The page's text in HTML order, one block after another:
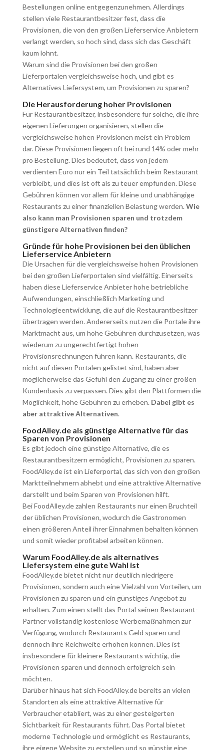
Bestellungen online entgegenzunehmen. Allerdings
stellen viele Restaurantbesitzer fest, dass die
Provisionen, die von den großen Lieferservice Anbietern
verlangt werden, so hoch sind, dass sich das Geschäft
kaum lohnt.
Warum sind die Provisionen bei den großen
Lieferportalen vergleichsweise hoch, und gibt es
Alternatives Liefersystem, um Provisionen zu sparen?
Die Herausforderung hoher Provisionen
Für Restaurantbesitzer, insbesondere für solche, die ihre
eigenen Lieferungen organisieren, stellen die
vergleichsweise hohen Provisionen meist ein Problem
dar. Diese Provisionen liegen oft bei rund 14% oder mehr
pro Bestellung. Dies bedeutet, dass von jedem
verdienten Euro nur ein Teil tatsächlich beim Restaurant
verbleibt, und dies ist oft als zu teuer empfunden. Diese
Gebühren können vor allem für kleine und unabhängige
Restaurants zu einer finanziellen Belastung werden. Wie
also kann man Provisionen sparen und trotzdem
günstigere Alternativen finden?
Gründe für hohe Provisionen bei den üblichen
Lieferservice Anbietern
Die Ursachen für die vergleichsweise hohen Provisionen
bei den großen Lieferportalen sind vielfältig. Einerseits
haben diese Lieferservice Anbieter hohe betriebliche
Aufwendungen, einschließlich Marketing und
Technologieentwicklung, die auf die Restaurantbesitzer
übertragen werden. Andererseits nutzen die Portale ihre
Marktmacht aus, um hohe Gebühren durchzusetzen, was
wiederum zu ungerechtfertigt hohen
Provisionsrechnungen führen kann. Restaurants, die
nicht auf diesen Portalen gelistet sind, haben aber
möglicherweise das Gefühl den Zugang zu einer großen
Kundenbasis zu verpassen. Dies gibt den Plattformen die
Möglichkeit, hohe Gebühren zu erheben. Dabei gibt es
aber attraktive Alternativen.
FoodAlley.de als günstige Alternative für das
Sparen von Provisionen
Es gibt jedoch eine günstige Alternative, die es
Restaurantbesitzern ermöglicht, Provisionen zu sparen.
FoodAlley.de ist ein Lieferportal, das sich von den großen
Marktteilnehmern abhebt und eine attraktive Alternative
darstellt und beim Sparen von Provisionen hilft.
Bei FoodAlley.de zahlen Restaurants nur einen Bruchteil
der üblichen Provisionen, wodurch die Gastronomen
einen größeren Anteil ihrer Einnahmen behalten können
und somit wieder profitabel arbeiten können.
Warum FoodAlley.de als alternatives
Liefersystem eine gute Wahl ist
FoodAlley.de bietet nicht nur deutlich niedrigere
Provisionen, sondern auch eine Vielzahl von Vorteilen, um
Provisionen zu sparen und ein günstiges Angebot zu
erhalten. Zum einen stellt das Portal seinen Restaurant-
Partner vollständig kostenlose Werbemaßnahmen zur
Verfügung, wodurch Restaurants Geld sparen und
dennoch ihre Reichweite erhöhen können. Dies ist
insbesondere für kleinere Restaurants wichtig, die
Provisionen sparen und dennoch erfolgreich sein
möchten.
Darüber hinaus hat sich FoodAlley.de bereits an vielen
Standorten als eine attraktive Alternative für
Verbraucher etabliert, was zu einer gesteigerten
Sichtbarkeit für Restaurants führt. Das Portal bietet
moderne Technologie und ermöglicht es Restaurants,
ihre eigene Website zu erstellen und so günstig eine